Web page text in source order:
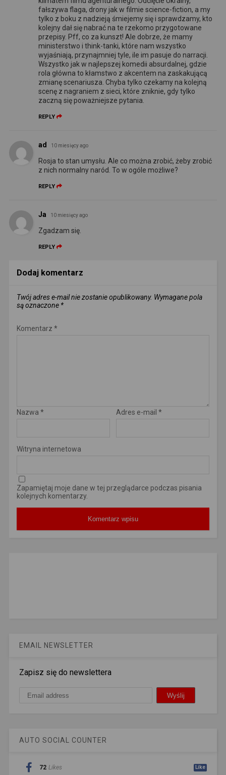
fałszywa flaga, drony jak w filmie science-fiction, a my
tylko z boku z nadzieją śmiejemy się i sprawdzamy, kto
kolejny dał się nabrać na te rzekomo przygotowane
przepisy. Pff, co za kunszt! Ale dobrze, że mamy
ministerstwo i think-tanki, które nam wszystko
wyjaśniają, przynajmniej tyle, ile im pasuje do narracji.
Wszystko jak w najlepszej komedii absurdalnej, gdzie
rola główna to kłamstwo z akcentem na zaskakującą
zmianę scenariusza. Chyba tylko czekamy na kolejną
scenę z nagraniem z sieci, które zniknie, gdy tylko
zaczną się poważniejsze pytania.
REPLY
ad 10 miesięcy ago
Rosja to stan umysłu. Ale co można zrobić, żeby zrobić
z nich normalny naród. To w ogóle możliwe?
REPLY
Ja 10 miesięcy ago
Zgadzam się.
REPLY
Dodaj komentarz
Twój adres e-mail nie zostanie opublikowany. Wymagane pola
są oznaczone *
Komentarz *
Nazwa * Adres e-mail *
Witryna internetowa
Zapamiętaj moje dane w tej przeglądarce podczas pisania
kolejnych komentarzy.
EMAIL NEWSLETTER
Zapisz się do newslettera
AUTO SOCIAL COUNTER
72 Likes Like